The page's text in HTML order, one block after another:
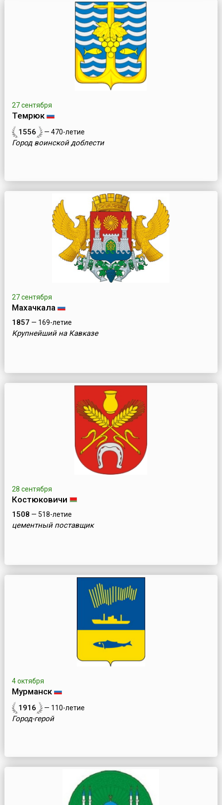
27 сентября
Темрюк
1556 — 470-летие
Город воинской доблести
27 сентября
Махачкала
1857 — 169-летие
Крупнейший на Кавказе
28 сентября
Костюковичи
1508 — 518-летие
цементный поставщик
4 октября
Мурманск
1916 — 110-летие
Город-герой